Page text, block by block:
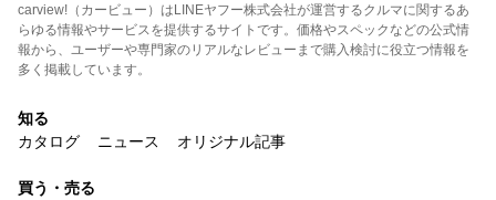
carview!（カービュー）はLINEヤフー株式会社が運営するクルマに関するあ
らゆる情報やサービスを提供するサイトです。価格やスペックなどの公式情
報から、ユーザーや専門家のリアルなレビューまで購入検討に役立つ情報を
多く掲載しています。
知る
カタログ
ニュース オリジナル記事
買う・売る